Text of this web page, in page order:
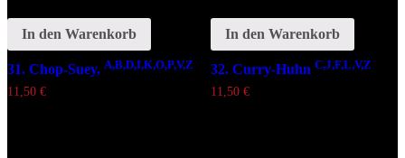
In den Warenkorb
31. Chop-Suey, A,B,D,I,K,O,P,V,Z
11,50 €
In den Warenkorb
32. Curry-Huhn C,J,F,L,V,Z
11,50 €